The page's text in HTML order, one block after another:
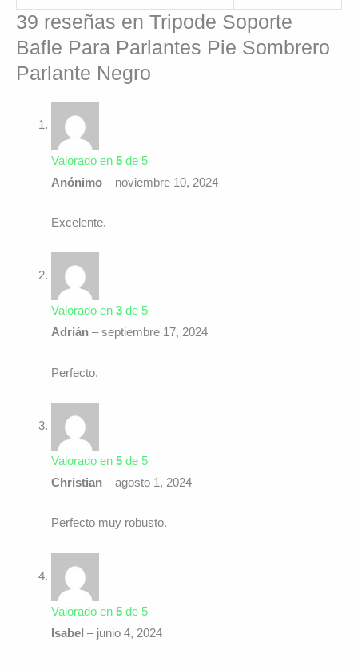
39 reseñas en Tripode Soporte
Bafle Para Parlantes Pie Sombrero
Parlante Negro
Valorado en 5de 5
Anónimo – noviembre 10, 2024
Excelente.
Valorado en 3de 5
Adrián – septiembre 17, 2024
Perfecto.
Valorado en 5de 5
Christian – agosto 1, 2024
Perfecto muy robusto.
Valorado en 5de 5
Isabel – junio 4, 2024